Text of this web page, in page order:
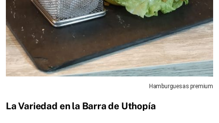
Hamburguesas premium
La Variedad en la Barra de Uthopía